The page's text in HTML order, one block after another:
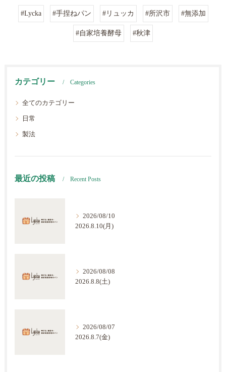
#Lycka #手捏ねパン #リュッカ #所沢市 #無添加
#自家培養酵母 #秋津
カテゴリー Categories
全てのカテゴリー
日常
製法
最近の投稿 Recent Posts
2026/08/10
2026.8.10(月)
2026/08/08
2026.8.8(土)
2026/08/07
2026.8.7(金)